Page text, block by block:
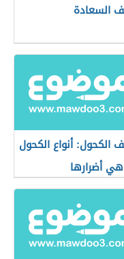
السعادة
الكحول: أنواع الكحول
أضرارها